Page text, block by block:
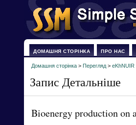
ДОМАШНЯ СТОРІНКА ПРО НАС
Домашня сторінка > Перегляд > eKhNUIR
Запис Детальніше
Bioenergy production on